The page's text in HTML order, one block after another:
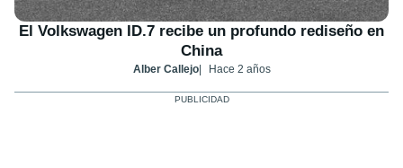
El Volkswagen ID.7 recibe un profundo rediseño en
China
Alber Callejo Hace 2 años